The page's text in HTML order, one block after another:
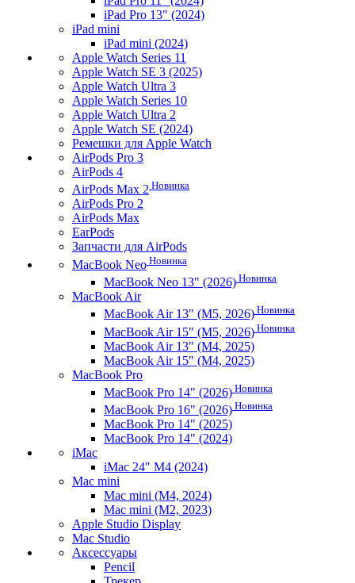
iPad Pro 13" (2024)
iPad mini
iPad mini (2024)
Apple Watch Series 11
Apple Watch SE 3 (2025)
Apple Watch Ultra 3
Apple Watch Series 10
Apple Watch Ultra 2
Apple Watch SE (2024)
Ремешки для Apple Watch
AirPods Pro 3
AirPods 4
AirPods Max 2 Новинка
AirPods Pro 2
AirPods Max
EarPods
Запчасти для AirPods
MacBook Neo Новинка
MacBook Neo 13" (2026) Новинка
MacBook Air
MacBook Air 13" (M5, 2026) Новинка
MacBook Air 15" (M5, 2026) Новинка
MacBook Air 13" (M4, 2025)
MacBook Air 15" (M4, 2025)
MacBook Pro
MacBook Pro 14" (2026) Новинка
MacBook Pro 16" (2026) Новинка
MacBook Pro 14" (2025)
MacBook Pro 14" (2024)
iMac
iMac 24" M4 (2024)
Mac mini
Mac mini (M4, 2024)
Mac mini (M2, 2023)
Apple Studio Display
Mac Studio
Аксессуары
Pencil